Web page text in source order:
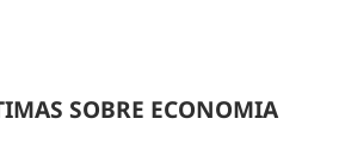
SOBRE ECONOMIA